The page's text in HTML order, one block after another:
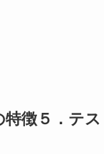
徴５．テ